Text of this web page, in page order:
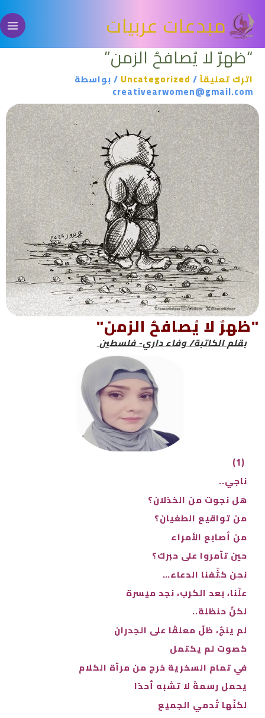
إلى
المحتوىمبدعات عربيات
“ظهرٌ لا يُصافحُ الزمن”
اترك تعليقاً/
Uncategorized / بواسطة
creativearwomen@gmail.com
"ظهرٌ لا يُصافحُ الزمن"
بقلم الكاتبة/ وفاء داري- فلسطين
(1)
ناجي..
هل نجوت من الخذلان؟
من تواقيع الطغيان؟
من أصابع الأمراء
حين تآمروا على حبرك؟
نحن كثّفنا الدعاء…
علّنا، بعد الكرب، نجد ميسرة
لكنّ حنظلة..
لم ينجُ، ظلّ معلقًا على الجدران
كصوت لم يكتمل
في تمام السخرية خرج من مرآة الكلام
يحمل رسمةً لا تشبه أحدًا
لكنّها تُدمي الجميع